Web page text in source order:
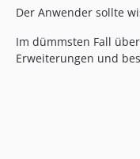
Der Anwender sollte
Im dümmsten Fall
Erweiterungen und